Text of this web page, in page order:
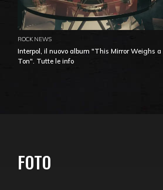
ROCK NEWS
Interpol, il nuovo album "This Mirror Weighs a
Ton". Tutte le info
FOTO